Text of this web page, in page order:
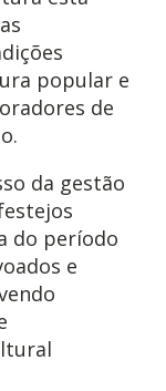
popular e
de
da gestão
do período
e